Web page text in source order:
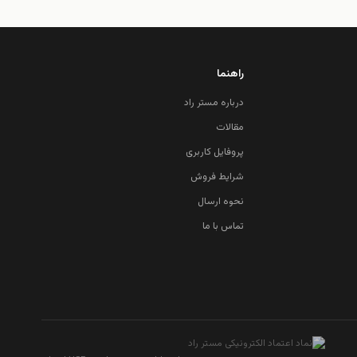
راهنما
درباره مستر راد
مقالات
پروفایل کاربری
شرایط فروش
نحوه ارسال
تماس با ما